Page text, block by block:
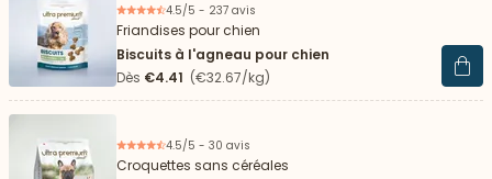
4.5/5 - 237 avis
Friandises pour chien
Biscuits à l'agneau pour chien
Dès €4.41 (€32.67/kg) Voir
4.5/5 - 30 avis
Croquettes sans céréales